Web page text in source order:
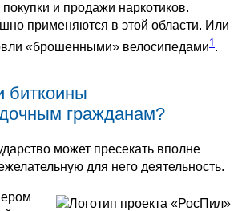
и продажи наркотиков.
применяются в этой области. Или
«брошенными» велосипедами1.
биткоины
гражданам?
может пресекать вполне
для него деятельность.